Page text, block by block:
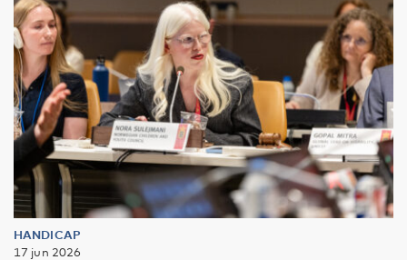
HANDICAP
17 jun 2026